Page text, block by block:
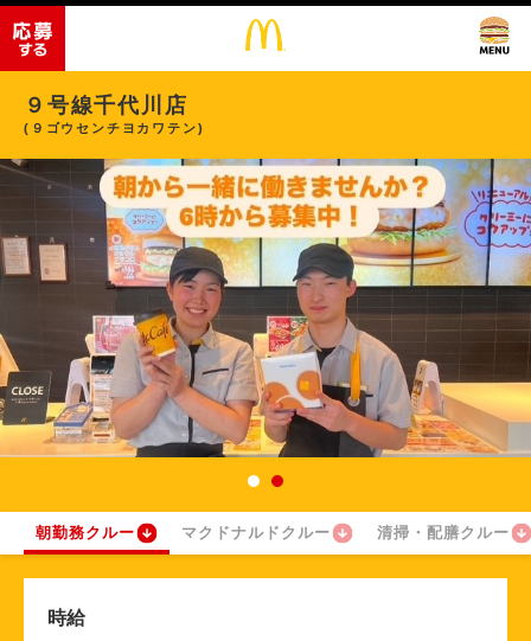
９号線千代川店
(９ゴウセンチヨカワテン)
朝勤務クルー マクドナルドクルー 清掃・配膳クルー
時給